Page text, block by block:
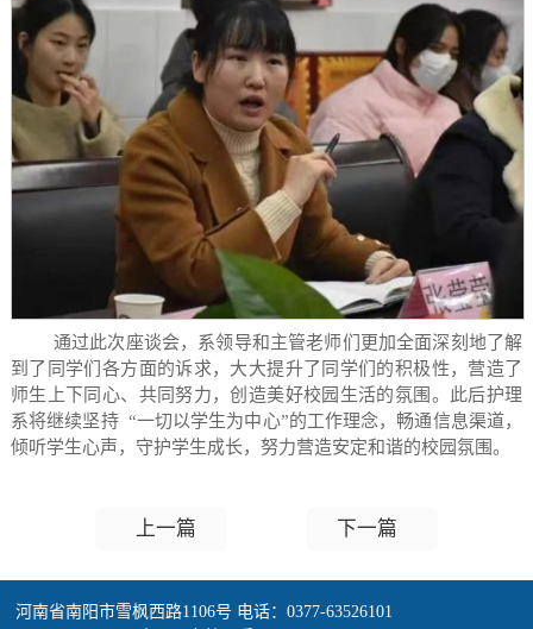
通过此次座谈会，系领导和主管老师们更加全面深刻地了解
到了同学们各方面的诉求，大大提升了同学们的积极性，营造了
师生上下同心、共同努力，创造美好校园生活的氛围。此后护理
系将继续坚持 “一切以学生为中心”的工作理念，畅通信息渠道，
倾听学生心声，守护学生成长，努力营造安定和谐的校园氛围。
上一篇 下一篇
河南省南阳市雪枫西路1106号 电话：0377-63526101